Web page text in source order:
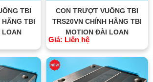
TBI
HÃNG TBI
LOAN
CON TRƯỢT VUÔNG TBI
TRS20VN CHÍNH HÃNG TBI
MOTION ĐÀI LOAN
Giá: Liên hệ